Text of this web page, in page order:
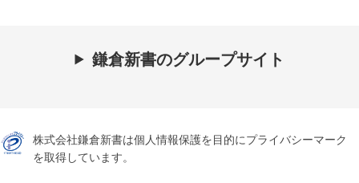
鎌倉新書のグループサイト
株式会社鎌倉新書は個人情報保護を目的にプライバシーマーク
を取得しています。